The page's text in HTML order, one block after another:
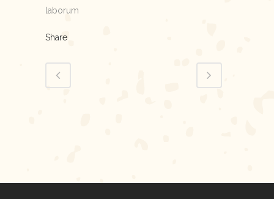
laborum
Share